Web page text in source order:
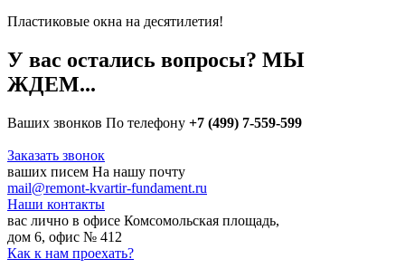
Пластиковые окна на десятилетия!
У вас остались вопросы? МЫ
ЖДЕМ...
Ваших звонков По телефону +7 (499) 7-559-599
Заказать звонок
ваших писем На нашу почту
mail@remont-kvartir-fundament.ru
Наши контакты
вас лично в офисе Комсомольская площадь,
дом 6, офис № 412
Как к нам проехать?